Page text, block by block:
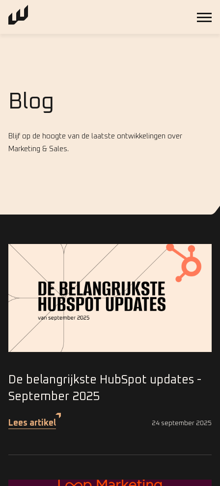
Blog
Blijf op de hoogte van de laatste ontwikkelingen over
Marketing & Sales.
De belangrijkste HubSpot updates -
September 2025
Lees artikel 24 september 2025